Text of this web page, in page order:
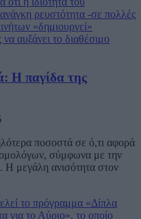
Η παγίδα της
ποσοστά σε ό,τι αφορά
ομολόγων, σύμφωνα με την
μεγάλη ανισότητα στον